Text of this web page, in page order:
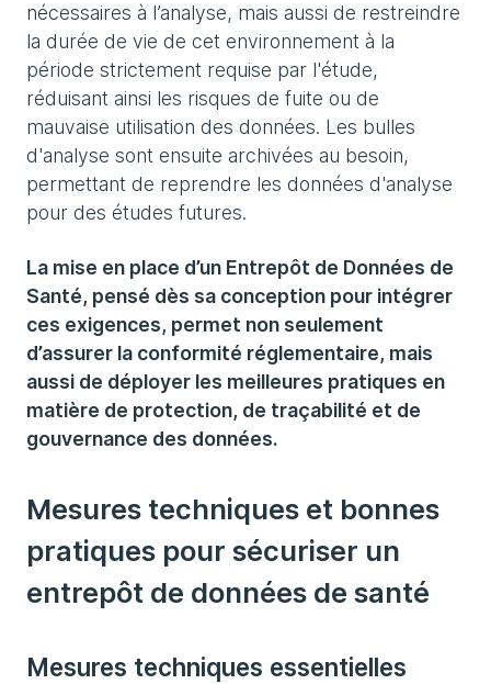
nécessaires à l’analyse, mais aussi de restreindre
la durée de vie de cet environnement à la
période strictement requise par l'étude,
réduisant ainsi les risques de fuite ou de
mauvaise utilisation des données. Les bulles
d'analyse sont ensuite archivées au besoin,
permettant de reprendre les données d'analyse
pour des études futures.
La mise en place d’un Entrepôt de Données de
Santé, pensé dès sa conception pour intégrer
ces exigences, permet non seulement
d’assurer la conformité réglementaire, mais
aussi de déployer les meilleures pratiques en
matière de protection, de traçabilité et de
gouvernance des données.
Mesures techniques et bonnes
pratiques pour sécuriser un
entrepôt de données de santé
Mesures techniques essentielles